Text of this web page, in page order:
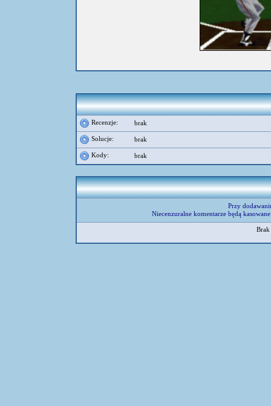
Recenzje: brak
Solucje: brak
Kody: brak
Przy
Niecenzuralne komentarze będą